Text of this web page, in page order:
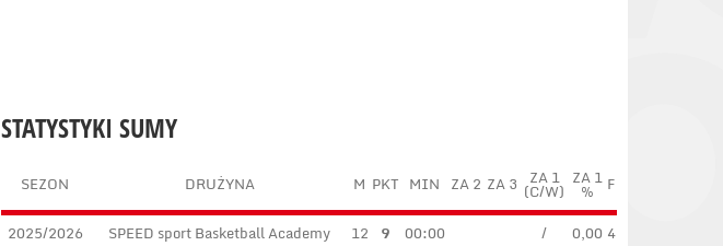
STATYSTYKI SUMY
SEZON DRUŻYNA M PKT MIN ZA 2 ZA 3 ZA 1
(C/W)
ZA 1
% F
2025/2026 SPEED sport Basketball Academy 12 9 00:00 / 0,00 4